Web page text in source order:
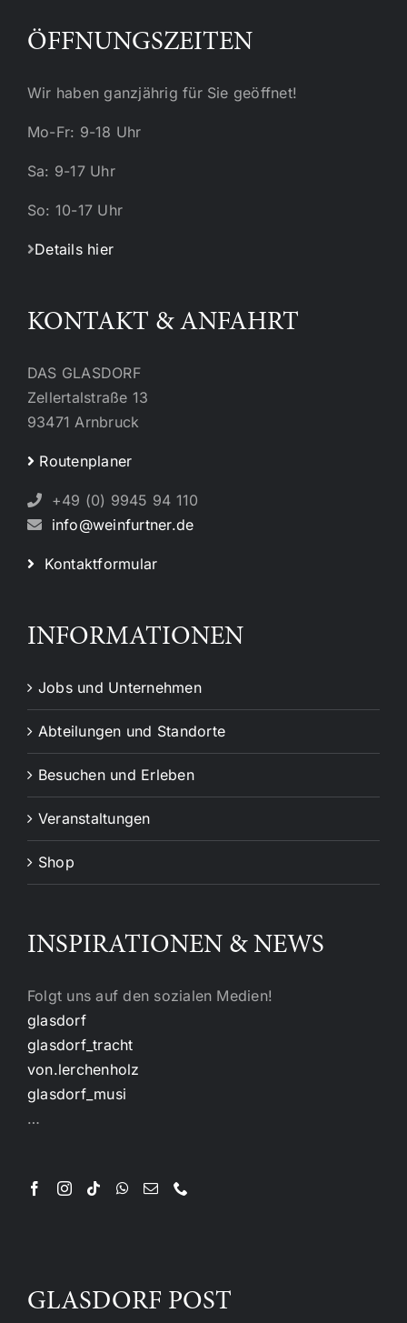
ÖFFNUNGSZEITEN
Wir haben ganzjährig für Sie geöffnet!
Mo-Fr: 9-18 Uhr
Sa: 9-17 Uhr
So: 10-17 Uhr
Details hier
KONTAKT & ANFAHRT
DAS GLASDORF
Zellertalstraße 13
93471 Arnbruck
Routenplaner
+49 (0) 9945 94 110
info@weinfurtner.de
Kontaktformular
INFORMATIONEN
Jobs und Unternehmen
Abteilungen und Standorte
Besuchen und Erleben
Veranstaltungen
Shop
INSPIRATIONEN & NEWS
Folgt uns auf den sozialen Medien!
glasdorf
glasdorf_tracht
von.lerchenholz
glasdorf_musi
…
GLASDORF POST